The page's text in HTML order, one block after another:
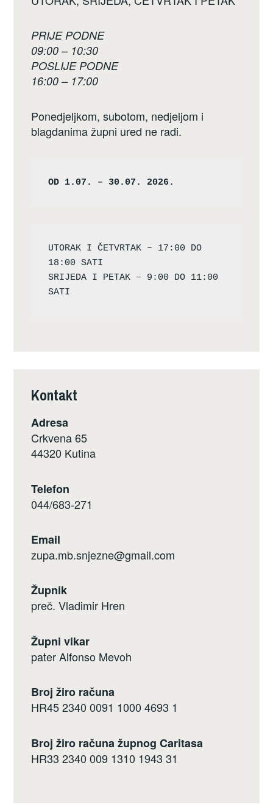
PRIJE PODNE
09:00 – 10:30
POSLIJE PODNE
16:00 – 17:00
Ponedjeljkom, subotom, nedjeljom i
blagdanima župni ured ne radi.
OD 1.07. – 30.07. 2026.
UTORAK I ČETVRTAK – 17:00 DO
18:00 SATI
SRIJEDA I PETAK – 9:00 DO 11:00
Kontakt
Adresa
Crkvena 65
44320 Kutina
Telefon
044/683-271
Email
zupa.mb.snjezne@gmail.com
Župnik
preč. Vladimir Hren
Župni vikar
pater Alfonso Mevoh
Broj žiro računa
HR45 2340 0091 1000 4693 1
Broj žiro računa župnog Caritasa
HR33 2340 009 1310 1943 31